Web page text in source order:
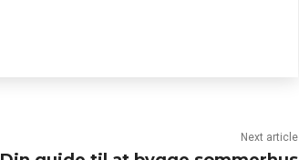
Next article